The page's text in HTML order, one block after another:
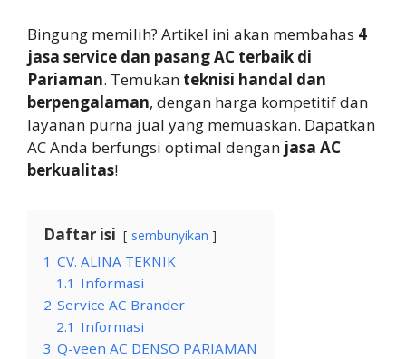
Bingung memilih? Artikel ini akan membahas 4
jasa service dan pasang AC terbaik di
Pariaman. Temukan teknisi handal dan
berpengalaman, dengan harga kompetitif dan
layanan purna jual yang memuaskan. Dapatkan
AC Anda berfungsi optimal dengan jasa AC
berkualitas!
Daftar isi sembunyikan
1 CV. ALINA TEKNIK
1.1 Informasi
2 Service AC Brander
2.1 Informasi
3 Q-veen AC DENSO PARIAMAN